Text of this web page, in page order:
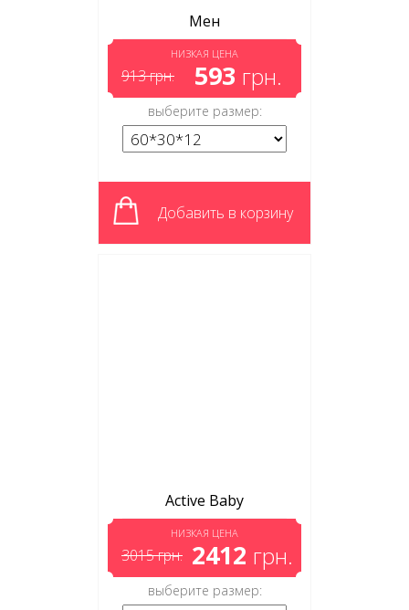
Мен
НИЗКАЯ ЦЕНА
913грн. 593 грн.
выберите размер:
Добавить в корзину
Active Baby
НИЗКАЯ ЦЕНА
3015грн. 2412 грн.
выберите размер: